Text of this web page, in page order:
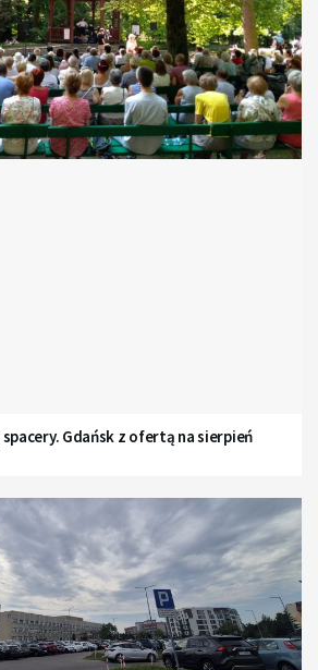
Gdańsk z ofertą na sierpień